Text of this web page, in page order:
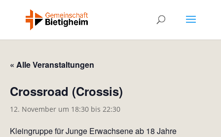
« Alle Veranstaltungen
Crossroad (Crossis)
12. November um 18:30 bis 22:30
Kleingruppe für Junge Erwachsene ab 18 Jahre